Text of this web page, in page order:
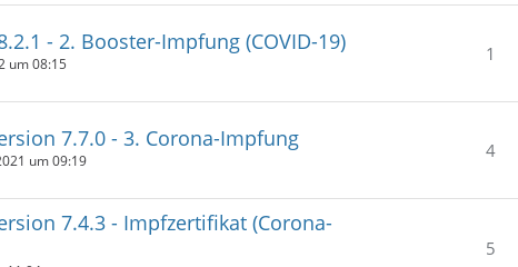
- 2. Booster-Impfung (COVID-19)
um 08:15 1
7.7.0 - 3. Corona-Impfung
um 09:19 4
7.4.3 - Impfzertifikat (Corona-
5